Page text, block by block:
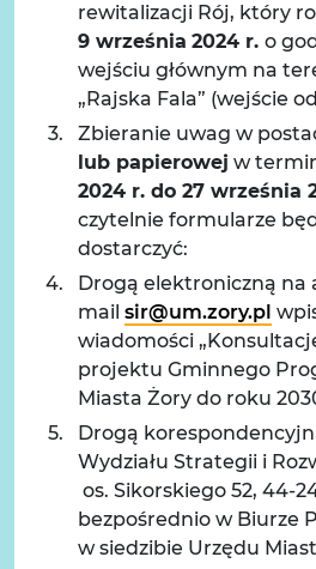
rewitalizacji Rój, który
9 września 2024 r. o
wejściu głównym na
„Rajska Fala” (wejście
Zbieranie uwag w
lub papierowej w
2024 r. do 27 września
czytelnie formularze
dostarczyć:
Drogą elektroniczną na
mail sir@um.zory.pl
wiadomości
projektu Gminnego
Miasta Żory do roku
Drogą
Wydziału Strategii i
os. Sikorskiego 52, 44-
bezpośrednio w Biurze
w siedzibie Urzędu